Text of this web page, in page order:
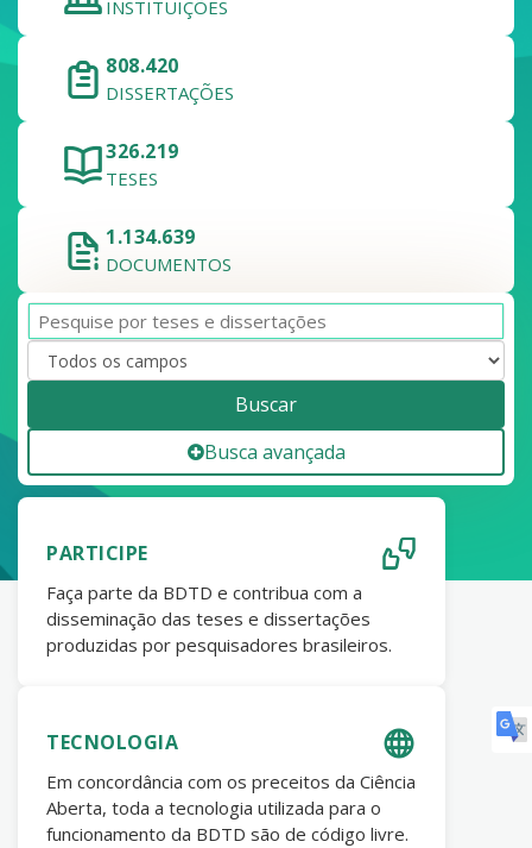
INSTITUIÇÕES
808.420
DISSERTAÇÕES
326.219
TESES
1.134.639
DOCUMENTOS
Buscar
Busca avançada
PARTICIPE
Faça parte da BDTD e contribua com a
disseminação das teses e dissertações
produzidas por pesquisadores brasileiros.
TECNOLOGIA
Em concordância com os preceitos da Ciência
Aberta, toda a tecnologia utilizada para o
funcionamento da BDTD são de código livre.